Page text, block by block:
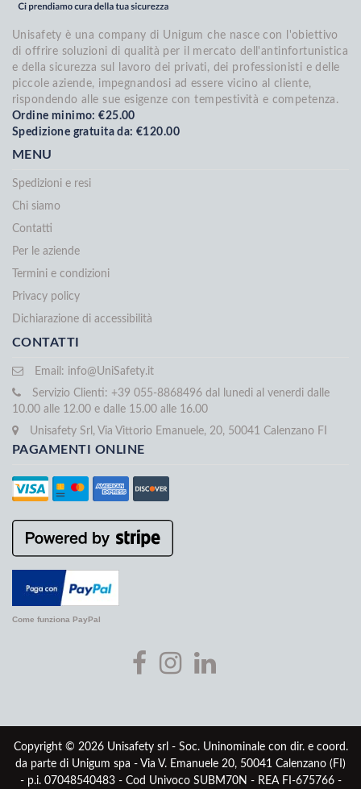
Unisafety è una company di Unigum che nasce con l'obiettivo
di offrire soluzioni di qualità per il mercato dell'antinfortunistica
e della sicurezza sul lavoro dei privati, dei professionisti e delle
piccole aziende, impegnandosi ad essere vicino al cliente,
rispondendo alle sue esigenze con tempestività e competenza.
Ordine minimo: €25.00
Spedizione gratuita da: €120.00
MENU
Spedizioni e resi
Chi siamo
Contatti
Per le aziende
Termini e condizioni
Privacy policy
Dichiarazione di accessibilità
CONTATTI
Email: info@UniSafety.it
Servizio Clienti: +39 055-8868496 dal lunedi al venerdi dalle
10.00 alle 12.00 e dalle 15.00 alle 16.00
Unisafety Srl, Via Vittorio Emanuele, 20, 50041 Calenzano FI
PAGAMENTI ONLINE
Come funziona PayPal
Copyright © 2026 Unisafety srl - Soc. Uninominale con dir. e coord.
da parte di Unigum spa - Via V. Emanuele 20, 50041 Calenzano (FI)
- p.i. 07048540483 - Cod Univoco SUBM70N - REA FI-675766 -